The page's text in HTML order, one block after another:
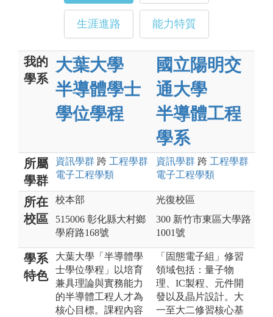
生涯進路 能力特質
我的
學系
大葉大學
半導體學士
學位學程
國立陽明交
通大學
半導體工程
學系
所屬
學群
資訊學群 跨 工程學群
電子工程學類
資訊學群 跨 工程學群
電子工程學類
所在
校區
校本部
515006 彰化縣大村鄉
學府路168號
光復校區
300 新竹市東區大學路
1001號
學系
特色
大葉大學「半導體學
士學位學程」以培育
兼具理論與實務能力
的半導體工程人才為
核心目標。課程內容
「固態電子組」修習
領域包括：量子物
理、IC製程、元件開
發以及晶片設計。大
一至大二修習核心基